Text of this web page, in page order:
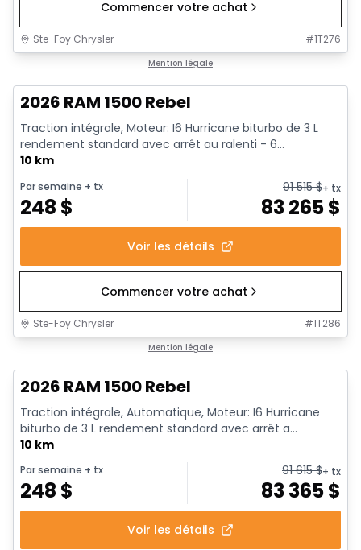
Commencer votre achat
Ste-Foy Chrysler #1T276
Mention légale
2026 RAM 1500 Rebel
Traction intégrale, Moteur: I6 Hurricane biturbo de 3 L
rendement standard avec arrêt au ralenti - 6...
10 km
Par semaine + tx
248 $
91 515$+ tx
83 265$
Voir les détails
Commencer votre achat
Ste-Foy Chrysler #1T286
Mention légale
2026 RAM 1500 Rebel
Traction intégrale, Automatique, Moteur: I6 Hurricane
biturbo de 3 L rendement standard avec arrêt a...
10 km
Par semaine + tx
248 $
91 615$+ tx
83 365$
Voir les détails